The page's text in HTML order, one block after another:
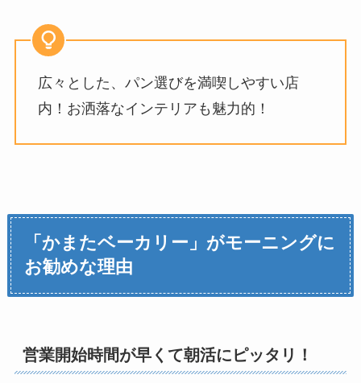
広々とした、パン選びを満喫しやすい店
内！お洒落なインテリアも魅力的！
「かまたベーカリー」がモーニングに
お勧めな理由
営業開始時間が早くて朝活にピッタリ！